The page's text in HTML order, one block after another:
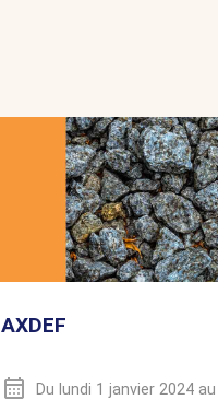
AXDEF
Du lundi 1 janvier 2024 au